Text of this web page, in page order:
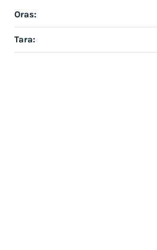
Oras:
Tara: